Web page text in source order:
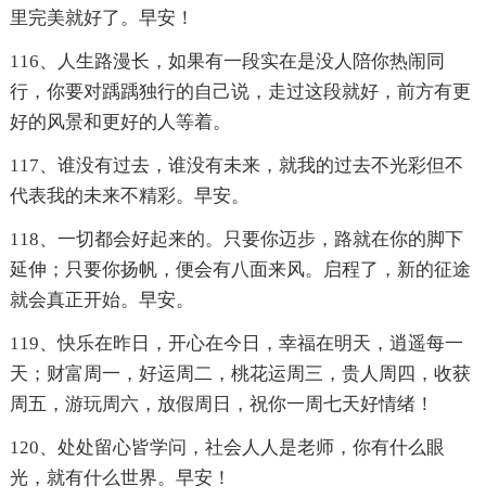
里完美就好了。早安！
116、人生路漫长，如果有一段实在是没人陪你热闹同
行，你要对踽踽独行的自己说，走过这段就好，前方有更
好的风景和更好的人等着。
117、谁没有过去，谁没有未来，就我的过去不光彩但不
代表我的未来不精彩。早安。
118、一切都会好起来的。只要你迈步，路就在你的脚下
延伸；只要你扬帆，便会有八面来风。启程了，新的征途
就会真正开始。早安。
119、快乐在昨日，开心在今日，幸福在明天，逍遥每一
天；财富周一，好运周二，桃花运周三，贵人周四，收获
周五，游玩周六，放假周日，祝你一周七天好情绪！
120、处处留心皆学问，社会人人是老师，你有什么眼
光，就有什么世界。早安！